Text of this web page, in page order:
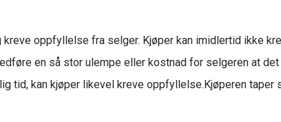
kreve oppfyllelse fra selger. Kjøper kan imidlertid ikke
en så stor ulempe eller kostnad for selgeren at
tid, kan kjøper likevel kreve oppfyllelse.Kjøperen